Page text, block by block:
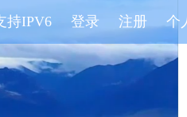
持IPV6 登录 注册 个